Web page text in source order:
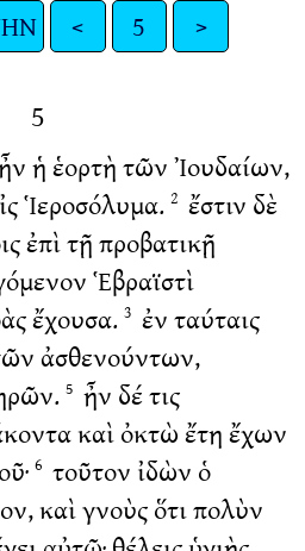
< 5 >
5
ἡ ἑορτὴ τῶν Ἰουδαίων,
Ἱεροσόλυμα. 2 ἔστιν δὲ
ἐπὶ τῇ προβατικῇ
Ἑβραϊστὶ
ἔχουσα. 3 ἐν ταύταις
ἀσθενούντων,
5 ἦν δέ τις
καὶ ὀκτὼ ἔτη ἔχων
6 τοῦτον ἰδὼν ὁ
καὶ γνοὺς ὅτι πολὺν